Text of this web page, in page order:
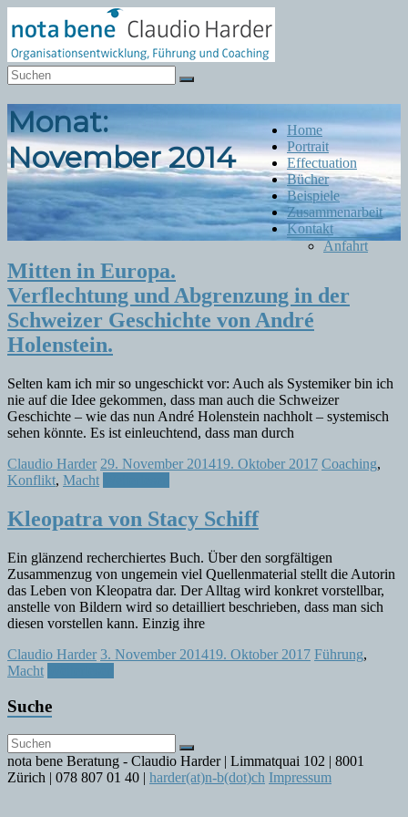
Inhalt
springen
Notabene
Organisationsentwicklung
Menü
Home
Portrait
Effectuation
Bücher
Beispiele
Zusammenarbeit
Kontakt
Anfahrt
Monat:
November 2014
Mitten in Europa.
Verflechtung und Abgrenzung in der
Schweizer Geschichte von André
Holenstein.
Selten kam ich mir so ungeschickt vor: Auch als Systemiker bin ich
nie auf die Idee gekommen, dass man auch die Schweizer
Geschichte – wie das nun André Holenstein nachholt – systemisch
sehen könnte. Es ist einleuchtend, dass man durch
Claudio Harder 29. November 201419. Oktober 2017 Coaching,
Konflikt, Macht
Kleopatra von Stacy Schiff
Ein glänzend recherchiertes Buch. Über den sorgfältigen
Zusammenzug von ungemein viel Quellenmaterial stellt die Autorin
das Leben von Kleopatra dar. Der Alltag wird konkret vorstellbar,
anstelle von Bildern wird so detailliert beschrieben, dass man sich
diesen vorstellen kann. Einzig ihre
Claudio Harder 3. November 201419. Oktober 2017 Führung,
Macht
Suche
nota bene Beratung - Claudio Harder | Limmatquai 102 | 8001
Zürich | 078 807 01 40 | harder(at)n-b(dot)ch Impressum